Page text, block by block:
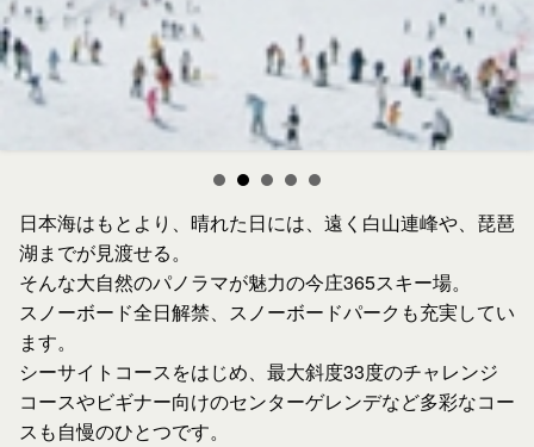
日本海はもとより、晴れた日には、遠く白山連峰や、琵琶
湖までが見渡せる。
そんな大自然のパノラマが魅力の今庄365スキー場。
スノーボード全日解禁、スノーボードパークも充実してい
ます。
シーサイトコースをはじめ、最大斜度33度のチャレンジ
コースやビギナー向けのセンターゲレンデなど多彩なコー
スも自慢のひとつです。